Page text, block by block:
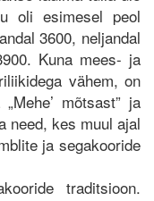
oli esimesel peol
3600, neljandal
Kuna mees- ja
vähem, on
mõtsast” ja
need, kes muul ajal
ja segakooride
traditsioon.